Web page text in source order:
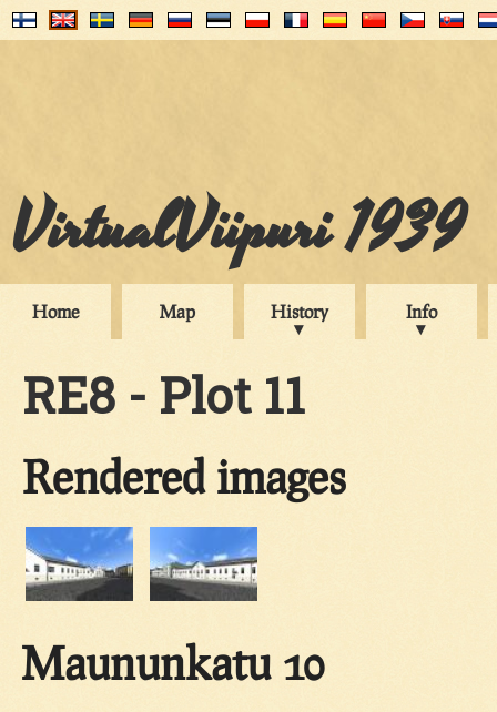
VirtualViipuri 1939
Home Map History Info
RE8 - Plot 11
Rendered images
Maununkatu 10